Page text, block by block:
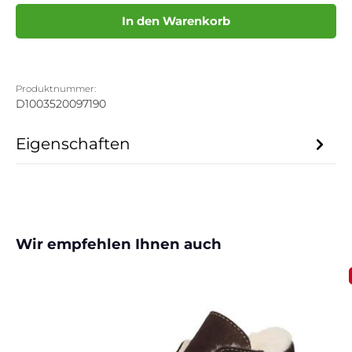
In den Warenkorb
Produktnummer:
D1003520097190
Eigenschaften
Produktgalerie überspringen
Wir empfehlen Ihnen auch